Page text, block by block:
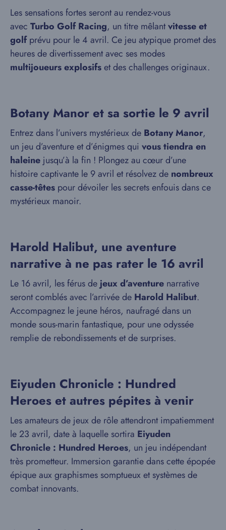
Les sensations fortes seront au rendez-vous
avec Turbo Golf Racing, un titre mêlantvitesse et
golfprévu pour le 4 avril. Ce jeu atypique promet des
heures de divertissement avec ses modes
multijoueurs explosifset des challenges originaux.
Botany Manor et sa sortie le 9 avril
Entrez dans l’univers mystérieux de Botany Manor,
un jeu d’aventure et d’énigmes qui vous tiendra en
haleine jusqu’à la fin ! Plongez au cœur d’une
histoire captivante le 9 avril et résolvez de nombreux
casse-têtes pour dévoiler les secrets enfouis dans ce
mystérieux manoir.
Harold Halibut, une aventure
narrative à ne pas rater le 16 avril
Le 16 avril, les férus de jeux d’aventure narrative
seront comblés avec l’arrivée de Harold Halibut.
Accompagnez le jeune héros, naufragé dans un
monde sous-marin fantastique, pour une odyssée
remplie de rebondissements et de surprises.
Eiyuden Chronicle : Hundred
Heroes et autres pépites à venir
Les amateurs de jeux de rôle attendront impatiemment
le 23 avril, date à laquelle sortira Eiyuden
Chronicle : Hundred Heroes, un jeu indépendant
très prometteur. Immersion garantie dans cette épopée
épique aux graphismes somptueux et systèmes de
combat innovants.